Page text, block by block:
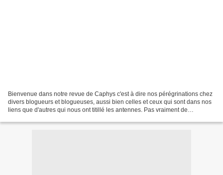
Bienvenue dans notre revue de Caphys c'est à dire nos pérégrinations chez
divers blogueurs et blogueuses, aussi bien celles et ceux qui sont dans nos
liens que d'autres qui nous ont titillé les antennes. Pas vraiment de